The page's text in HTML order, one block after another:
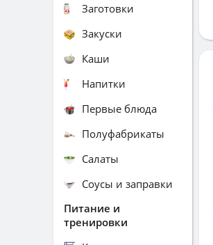
Заготовки
Закуски
Каши
Напитки
Первые блюда
Полуфабрикаты
Салаты
Соусы и заправки
Питание и
тренировки